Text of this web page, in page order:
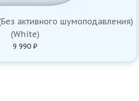
активного шумоподавления)
(White)
9 990 ₽